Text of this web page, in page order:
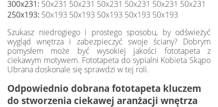
300x231: 50x231 50x231 50x231 50x231 50x231 50x231
250x193: 50x193 50x193 50x193 50x193 50x193
Szukasz niedrogiego i prostego sposobu, by odświeżyć
wygląd wnętrza i zabezpieczyć swoje ściany? Dobrym
pomysłem może być wysokiej jakości fototapeta z
ciekawym motywem. Fototapeta do sypialni Kobieta Skąpo
Ubrana doskonale się sprawdzi w tej roli.
Odpowiednio dobrana fototapeta kluczem
do stworzenia ciekawej aranżacji wnętrza